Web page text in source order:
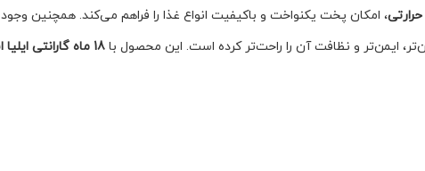
، امکان پخت یکنواخت و باکیفیت انواع غذا را فراهم می‌کند. همچنین وجود
ایمن‌تر و نظافت آن را راحت‌تر کرده است. این محصول با 18 ماه گارانتی ایلیا استیل